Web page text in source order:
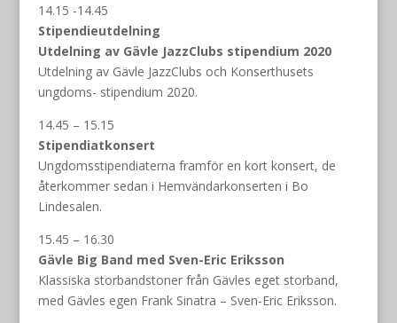
14.15 -14.45
Stipendieutdelning
Utdelning av Gävle JazzClubs stipendium 2020
Utdelning av Gävle JazzClubs och Konserthusets
ungdoms- stipendium 2020.
14.45 – 15.15
Stipendiatkonsert
Ungdomsstipendiaterna framför en kort konsert, de
återkommer sedan i Hemvändarkonserten i Bo
Lindesalen.
15.45 – 16.30
Gävle Big Band med Sven-Eric Eriksson
Klassiska storbandstoner från Gävles eget storband,
med Gävles egen Frank Sinatra – Sven-Eric Eriksson.